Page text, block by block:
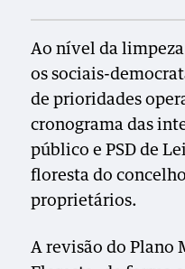
Ao nível da
os sociais-
de prioridades
cronograma das
público e PSD de
floresta do
proprietários.
A revisão do Plano